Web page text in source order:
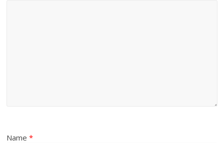
Name*